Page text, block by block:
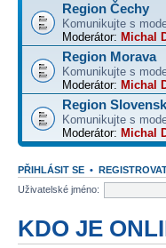
Region Čechy
Komunikujte s
Moderátor: Michal
Region Morava
Komunikujte s
Moderátor: Michal
Region
Komunikujte s
Moderátor: Michal
PŘIHLÁSIT SE •
Uživatelské jméno:
KDO JE